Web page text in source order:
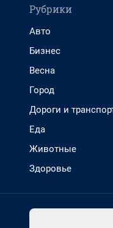
Рубрики
Авто
Бизнес
Весна
Город
Дороги и
Еда
Животные
Здоровье